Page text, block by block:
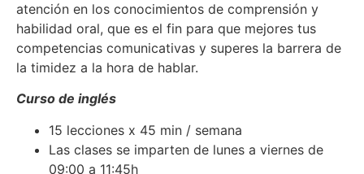
atención en los conocimientos de comprensión y
habilidad oral, que es el fin para que mejores tus
competencias comunicativas y superes la barrera de
la timidez a la hora de hablar.
Curso de inglés
15 lecciones x 45 min / semana
Las clases se imparten de lunes a viernes de
09:00 a 11:45h